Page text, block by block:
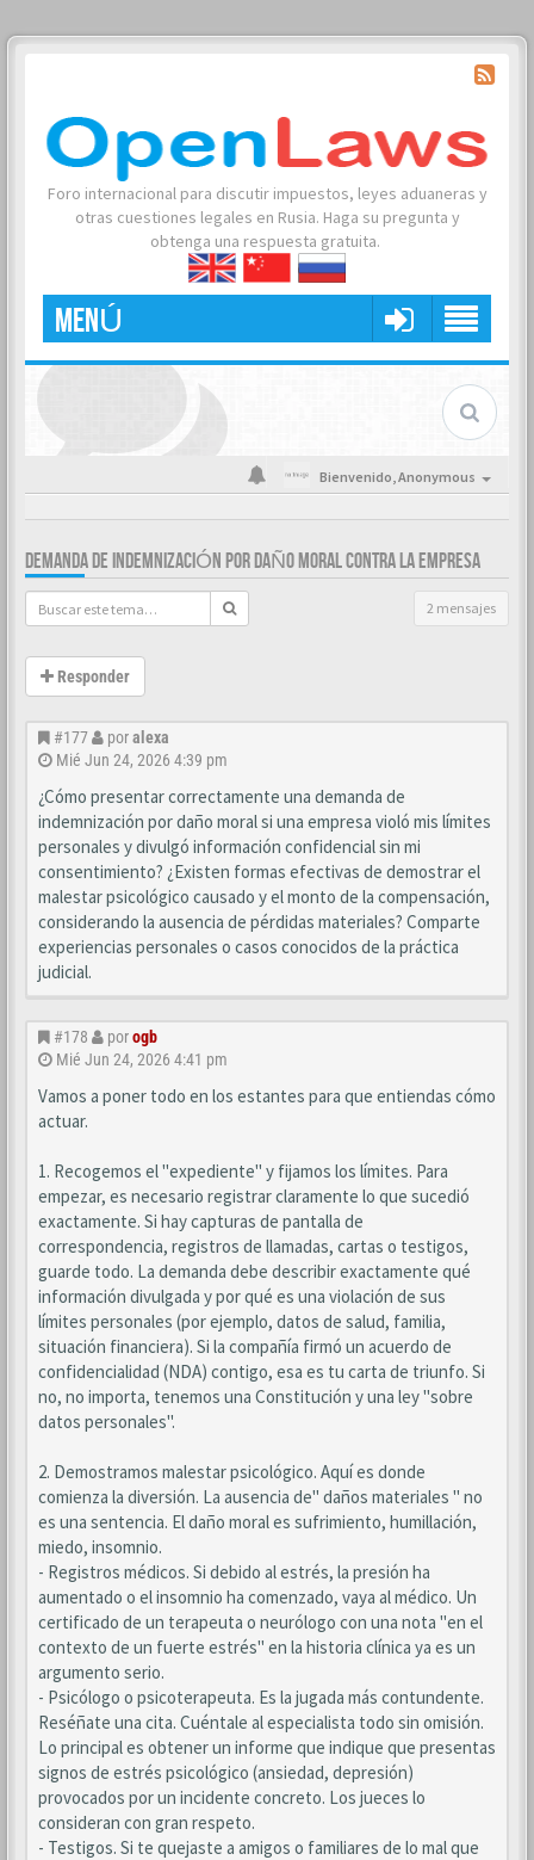
Foro internacional para discutir impuestos, leyes aduaneras y
otras cuestiones legales en Rusia. Haga su pregunta y
obtenga una respuesta gratuita.
MENÚ
Bienvenido,Anonymous
DEMANDA DE INDEMNIZACIÓN POR DAÑO MORAL CONTRA LA EMPRESA
2 mensajes
Responder
#177 poralexa
Mié Jun 24, 2026 4:39 pm
¿Cómo presentar correctamente una demanda de
indemnización por daño moral si una empresa violó mis límites
personales y divulgó información confidencial sin mi
consentimiento? ¿Existen formas efectivas de demostrar el
malestar psicológico causado y el monto de la compensación,
considerando la ausencia de pérdidas materiales? Comparte
experiencias personales o casos conocidos de la práctica
judicial.
#178 porogb
Mié Jun 24, 2026 4:41 pm
Vamos a poner todo en los estantes para que entiendas cómo
actuar.
1. Recogemos el "expediente" y fijamos los límites. Para
empezar, es necesario registrar claramente lo que sucedió
exactamente. Si hay capturas de pantalla de
correspondencia, registros de llamadas, cartas o testigos,
guarde todo. La demanda debe describir exactamente qué
información divulgada y por qué es una violación de sus
límites personales (por ejemplo, datos de salud, familia,
situación financiera). Si la compañía firmó un acuerdo de
confidencialidad (NDA) contigo, esa es tu carta de triunfo. Si
no, no importa, tenemos una Constitución y una ley "sobre
datos personales".
2. Demostramos malestar psicológico. Aquí es donde
comienza la diversión. La ausencia de" daños materiales " no
es una sentencia. El daño moral es sufrimiento, humillación,
miedo, insomnio.
- Registros médicos. Si debido al estrés, la presión ha
aumentado o el insomnio ha comenzado, vaya al médico. Un
certificado de un terapeuta o neurólogo con una nota "en el
contexto de un fuerte estrés" en la historia clínica ya es un
argumento serio.
- Psicólogo o psicoterapeuta. Es la jugada más contundente.
Reséñate una cita. Cuéntale al especialista todo sin omisión.
Lo principal es obtener un informe que indique que presentas
signos de estrés psicológico (ansiedad, depresión)
provocados por un incidente concreto. Los jueces lo
consideran con gran respeto.
- Testigos. Si te quejaste a amigos o familiares de lo mal que